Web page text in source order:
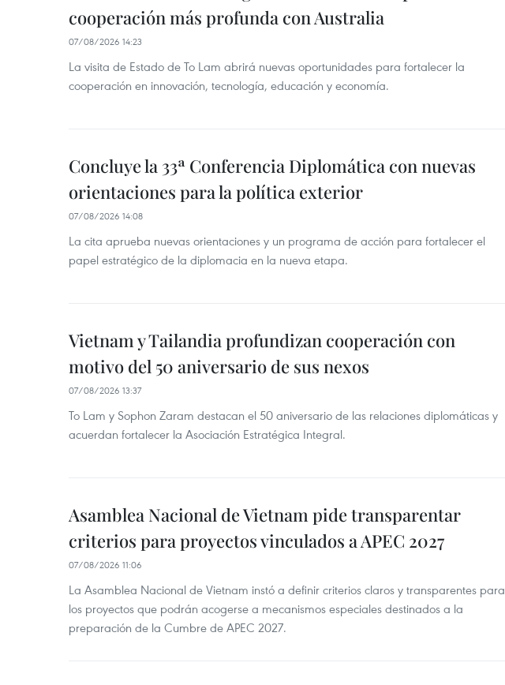
cooperación más profunda con Australia
07/08/2026 14:23
La visita de Estado de To Lam abrirá nuevas oportunidades para fortalecer la
cooperación en innovación, tecnología, educación y economía.
Concluye la 33ª Conferencia Diplomática con nuevas
orientaciones para la política exterior
07/08/2026 14:08
La cita aprueba nuevas orientaciones y un programa de acción para fortalecer el
papel estratégico de la diplomacia en la nueva etapa.
Vietnam y Tailandia profundizan cooperación con
motivo del 50 aniversario de sus nexos
07/08/2026 13:37
To Lam y Sophon Zaram destacan el 50 aniversario de las relaciones diplomáticas y
acuerdan fortalecer la Asociación Estratégica Integral.
Asamblea Nacional de Vietnam pide transparentar
criterios para proyectos vinculados a APEC 2027
07/08/2026 11:06
La Asamblea Nacional de Vietnam instó a definir criterios claros y transparentes para
los proyectos que podrán acogerse a mecanismos especiales destinados a la
preparación de la Cumbre de APEC 2027.